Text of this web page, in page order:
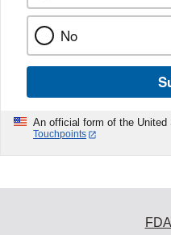
No
An official form of the
Touchpoints